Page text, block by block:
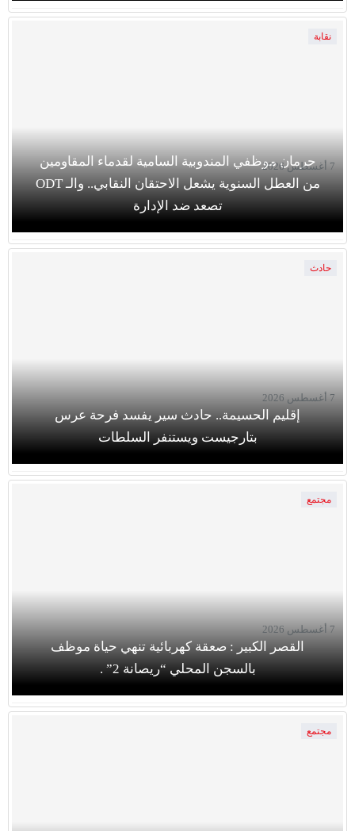
نقابة
حرمان موظفي المندوبية السامية لقدماء المقاومين
من العطل السنوية يشعل الاحتقان النقابي.. والـ ODT
تصعد ضد الإدارة
7 أغسطس 2026
حادث
إقليم الحسيمة.. حادث سير يفسد فرحة عرس
بتارجيست ويستنفر السلطات
7 أغسطس 2026
مجتمع
القصر الكبير : صعقة كهربائية تنهي حياة موظف
بالسجن المحلي “ريصانة 2” .
7 أغسطس 2026
مجتمع